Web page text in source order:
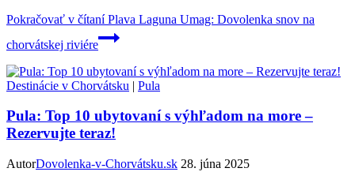
Pokračovať v čítaníPlava Laguna Umag: Dovolenka snov na
chorvátskej riviére
Destinácie v Chorvátsku | Pula
Pula: Top 10 ubytovaní s výhľadom na more –
Rezervujte teraz!
AutorDovolenka-v-Chorvátsku.sk 28. júna 2025